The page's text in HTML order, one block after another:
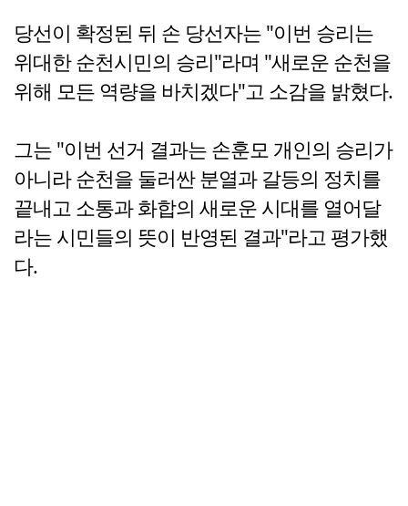
당선이 확정된 뒤 손 당선자는 "이번 승리는
위대한 순천시민의 승리"라며 "새로운 순천을
위해 모든 역량을 바치겠다"고 소감을 밝혔다.
그는 "이번 선거 결과는 손훈모 개인의 승리가
아니라 순천을 둘러싼 분열과 갈등의 정치를
끝내고 소통과 화합의 새로운 시대를 열어달
라는 시민들의 뜻이 반영된 결과"라고 평가했
다.